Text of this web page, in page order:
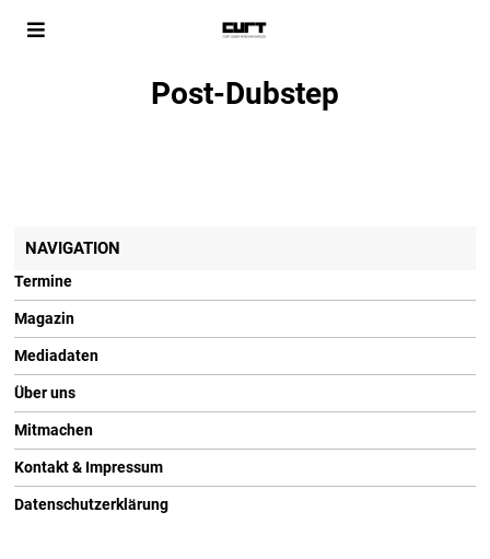
Post-Dubstep
NAVIGATION
Termine
Magazin
Mediadaten
Über uns
Mitmachen
Kontakt & Impressum
Datenschutzerklärung